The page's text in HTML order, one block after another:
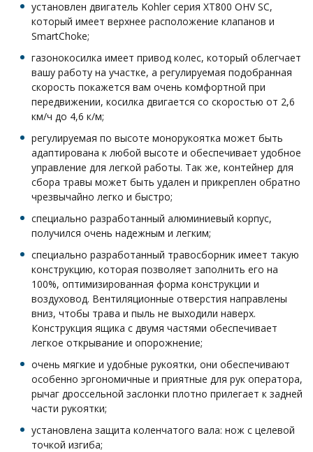
установлен двигатель Kohler серия XT800 OHV SC,
который имеет верхнее расположение клапанов и
SmartChoke;
газонокосилка имеет привод колес, который облегчает
вашу работу на участке, а регулируемая подобранная
скорость покажется вам очень комфортной при
передвижении, косилка двигается со скоростью от 2,6
км/ч до 4,6 к/м;
регулируемая по высоте монорукоятка может быть
адаптирована к любой высоте и обеспечивает удобное
управление для легкой работы. Так же, контейнер для
сбора травы может быть удален и прикреплен обратно
чрезвычайно легко и быстро;
специально разработанный алюминиевый корпус,
получился очень надежным и легким;
специально разработанный травосборник имеет такую
конструкцию, которая позволяет заполнить его на
100%, оптимизированная форма конструкции и
воздуховод. Вентиляционные отверстия направлены
вниз, чтобы трава и пыль не выходили наверх.
Конструкция ящика с двумя частями обеспечивает
легкое открывание и опорожнение;
очень мягкие и удобные рукоятки, они обеспечивают
особенно эргономичные и приятные для рук оператора,
рычаг дроссельной заслонки плотно прилегает к задней
части рукоятки;
установлена защита коленчатого вала: нож с целевой
точкой изгиба;